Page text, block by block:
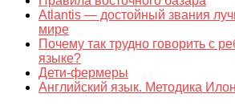
Atlantis — достойный звания
мире
Почему так трудно говорить с
языке?
Дети-фермеры
Английский язык. Методика